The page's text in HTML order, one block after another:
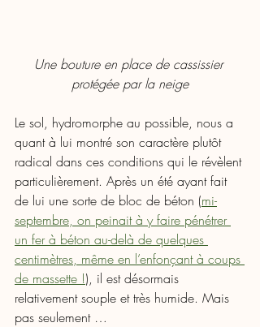
Une bouture en place de cassissier
protégée par la neige
Le sol, hydromorphe au possible, nous a
quant à lui montré son caractère plutôt
radical dans ces conditions qui le révèlent
particulièrement. Après un été ayant fait
de lui une sorte de bloc de béton (mi-
septembre, on peinait à y faire pénétrer
un fer à béton au-delà de quelques
centimètres, même en l’enfonçant à coups
de massette !), il est désormais
relativement souple et très humide. Mais
pas seulement …